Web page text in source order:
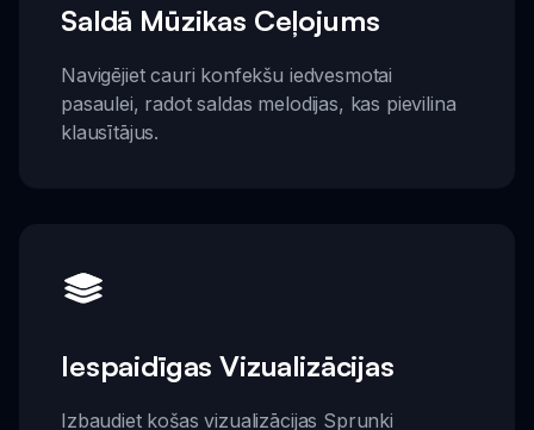
Saldā Mūzikas Ceļojums
Navigējiet cauri konfekšu iedvesmotai
pasaulei, radot saldas melodijas, kas pievilina
klausītājus.
Iespaidīgas Vizualizācijas
Izbaudiet košas vizualizācijas Sprunki